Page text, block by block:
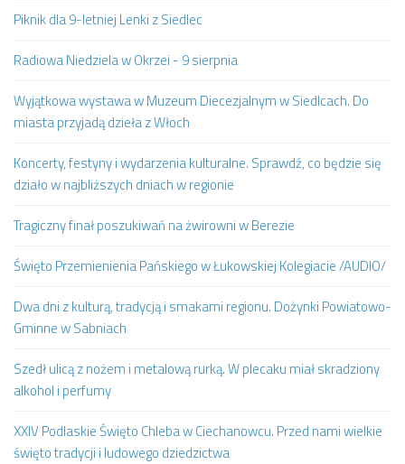
Piknik dla 9-letniej Lenki z Siedlec
Radiowa Niedziela w Okrzei - 9 sierpnia
Wyjątkowa wystawa w Muzeum Diecezjalnym w Siedlcach. Do
miasta przyjadą dzieła z Włoch
Koncerty, festyny i wydarzenia kulturalne. Sprawdź, co będzie się
działo w najbliższych dniach w regionie
Tragiczny finał poszukiwań na żwirowni w Berezie
Święto Przemienienia Pańskiego w Łukowskiej Kolegiacie /AUDIO/
Dwa dni z kulturą, tradycją i smakami regionu. Dożynki Powiatowo-
Gminne w Sabniach
Szedł ulicą z nożem i metalową rurką. W plecaku miał skradziony
alkohol i perfumy
XXIV Podlaskie Święto Chleba w Ciechanowcu. Przed nami wielkie
święto tradycji i ludowego dziedzictwa